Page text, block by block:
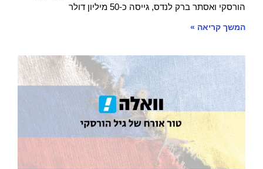
הורסקי ואסתר ברק לנדס, גייסה כ-50 מיליון דולר
המשך קריאה »